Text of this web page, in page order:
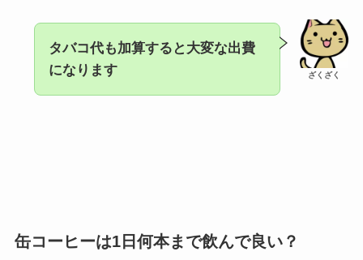
ざくざく
タバコ代も加算すると大変な出費
になります
缶コーヒーは1日何本まで飲んで良い？